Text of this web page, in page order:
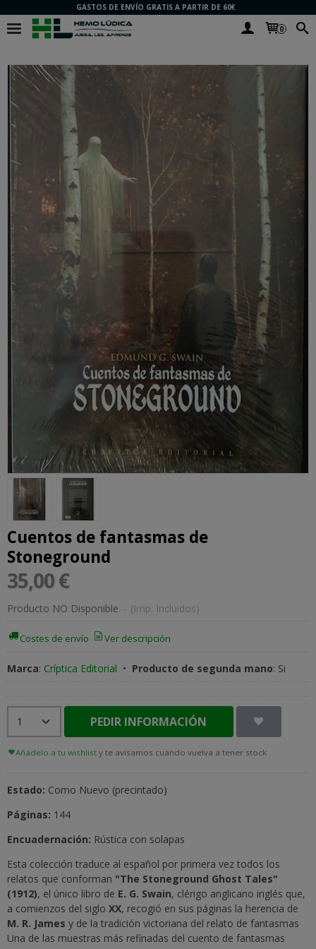
GASTOS DE ENVÍO GRATIS A PARTIR DE 60€
0
Cuentos de fantasmas de
Stoneground
35,00 €
Producto NO Disponible - (Imp. Incluidos)
Costes de envío Ver descripción
Marca: Críptica Editorial • Producto de segunda mano: Si
PEDIR INFORMACIÓN
Añádelo a tu wishlist y te avisamos cuando vuelva a tener stock
Estado: Como Nuevo (precintado)
Páginas: 144
Encuadernación: Rústica con solapas
Esta colección traduce al español por primera vez todos los
relatos que conforman "The Stoneground Ghost Tales"
(1912), el único libro de E. G. Swain, clérigo anglicano inglés que,
a comienzos del siglo XX, recogió en sus páginas la herencia de
M. R. James y de la tradición victoriana del relato de fantasmas
Una de las muestras más refinadas del cuento de fantasmas